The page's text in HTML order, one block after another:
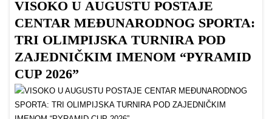
VISOKO U AUGUSTU POSTAJE
CENTAR MEĐUNARODNOG SPORTA:
TRI OLIMPIJSKA TURNIRA POD
ZAJEDNIČKIM IMENOM “PYRAMID
CUP 2026”